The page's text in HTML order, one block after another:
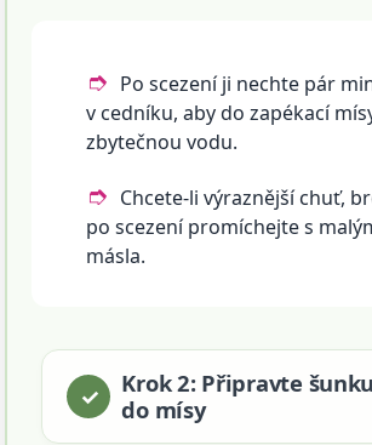
Po scezení ji nechte pár
v cedníku, aby do zapékací
zbytečnou vodu.
Chcete-li výraznější chuť,
po scezení promíchejte s
másla.
Krok 2: Připravte
do mísy